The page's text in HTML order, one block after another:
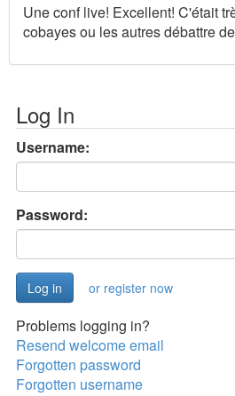
Une conf live! Excellent! C'était
cobayes ou les autres débattre
Log In
Username:
Password:
or register now
Problems logging in?
Resend welcome email
Forgotten password
Forgotten username